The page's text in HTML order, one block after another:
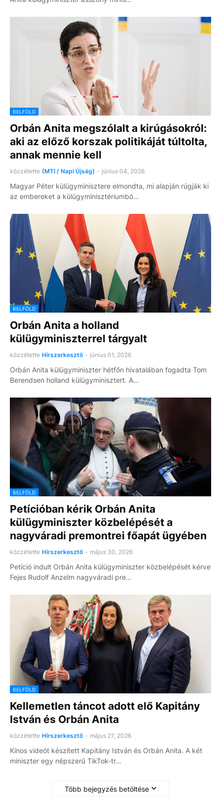
BELFÖLD
Orbán Anita megszólalt a kirúgásokról:
aki az előző korszak politikáját túltolta,
annak mennie kell
közzétette (MTI / Napi Újság) - június 04, 2026
Magyar Péter külügyminisztere elmondta, mi alapján rúgják ki
az embereket a külügyminisztériumbó…
BELFÖLD
Orbán Anita a holland
külügyminiszterrel tárgyalt
közzétette Hírszerkesztő - június 01, 2026
Orbán Anita külügyminiszter hétfőn hivatalában fogadta Tom
Berendsen holland külügyminisztert. A…
BELFÖLD
Petícióban kérik Orbán Anita
külügyminiszter közbelépését a
nagyváradi premontrei főapát ügyében
közzétette Hírszerkesztő - május 30, 2026
Petíció indult Orbán Anita külügyminiszter közbelépését kérve
Fejes Rudolf Anzelm nagyváradi pre…
BELFÖLD
Kellemetlen táncot adott elő Kapitány
István és Orbán Anita
közzétette Hírszerkesztő - május 27, 2026
Kínos videót készített Kapitány István és Orbán Anita. A két
miniszter egy népszerű TikTok-tr…
Több bejegyzés betöltése